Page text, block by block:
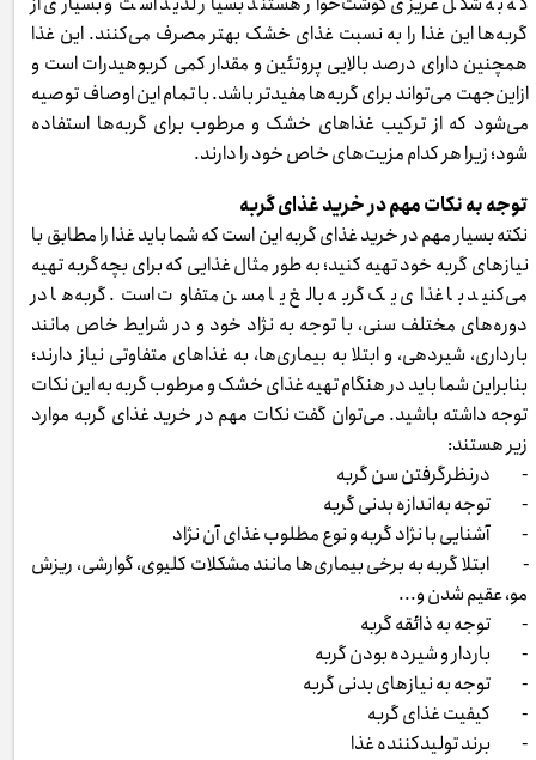
گربه‌ها این غذا را به نسبت غذای خشک بهتر مصرف می‌کنند. این غذا
همچنین دارای درصد بالایی پروتئین و مقدار کمی کربوهیدرات است و
ازاین‌جهت می‌تواند برای گربه‌ها مفیدتر باشد. با تمام این اوصاف توصیه
می‌شود که از ترکیب غذاهای خشک و مرطوب برای گربه‌ها استفاده
شود؛ زیرا هر کدام مزیت‌های خاص خود را دارند.
توجه به نکات مهم در خرید غذای گربه
نکته بسیار مهم در خرید غذای گربه این است که شما باید غذا را مطابق با
نیازهای گربه خود تهیه کنید؛ به طور مثال غذایی که برای بچه‌گربه تهیه
می‌کنید با غذای یک گربه بالغ یا مسن متفاوت است. گربه‌ها در
دوره‌های مختلف سنی، با توجه به نژاد خود و در شرایط خاص مانند
بارداری، شیردهی، و ابتلا به بیماری‌ها، به غذاهای متفاوتی نیاز دارند؛
بنابراین شما باید در هنگام تهیه غذای خشک و مرطوب گربه به این نکات
توجه داشته باشید. می‌توان گفت نکات مهم در خرید غذای گربه موارد
زیر هستند:
- درنظرگرفتن سن گربه
- توجه به‌اندازه بدنی گربه
- آشنایی با نژاد گربه و نوع مطلوب غذای آن نژاد
- ابتلا گربه به برخی بیماری‌ها مانند مشکلات کلیوی، گوارشی، ریزش
مو، عقیم شدن و...
- توجه به ذائقه گربه
- باردار و شیرده بودن گربه
- توجه به نیازهای بدنی گربه
- کیفیت غذای گربه
- برند تولیدکننده غذا